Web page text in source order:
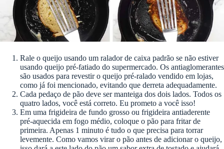
Rale o queijo usando um ralador de caixa padrão se não estiver
usando queijo pré-fatiado do supermercado. Os antiaglomerantes
são usados ​​para revestir o queijo pré-ralado vendido em lojas,
como já foi mencionado, evitando que derreta adequadamente.
Cada pedaço de pão deve ser manteiga dos dois lados. Todos os
quatro lados, você está correto. Eu prometo a você isso!
Em uma frigideira de fundo grosso ou frigideira antiaderente
pré-aquecida em fogo médio, coloque o pão para fritar de
primeira. Apenas 1 minuto é tudo o que precisa para torrar
levemente. Como vamos virar o pão antes de adicionar o queijo,